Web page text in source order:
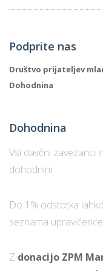
Podprite nas
Društvo prijateljev
Dohodnina
Dohodnina
Vsi davčni zavezanci
dohodnini.
Do 1% odstotka
seznama
Z donacijo ZPM